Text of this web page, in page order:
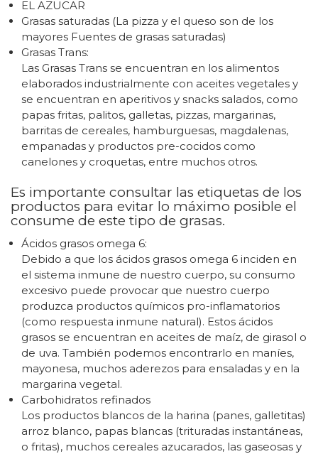
EL AZUCAR
Grasas saturadas (La pizza y el queso son de los
mayores Fuentes de grasas saturadas)
Grasas Trans:
Las Grasas Trans se encuentran en los alimentos
elaborados industrialmente con aceites vegetales y
se encuentran en aperitivos y snacks salados, como
papas fritas, palitos, galletas, pizzas, margarinas,
barritas de cereales, hamburguesas, magdalenas,
empanadas y productos pre-cocidos como
canelones y croquetas, entre muchos otros.
Es importante consultar las etiquetas de los
productos para evitar lo máximo posible el
consume de este tipo de grasas.
Ácidos grasos omega 6:
Debido a que los ácidos grasos omega 6 inciden en
el sistema inmune de nuestro cuerpo, su consumo
excesivo puede provocar que nuestro cuerpo
produzca productos químicos pro-inflamatorios
(como respuesta inmune natural). Estos ácidos
grasos se encuentran en aceites de maíz, de girasol o
de uva. También podemos encontrarlo en maníes,
mayonesa, muchos aderezos para ensaladas y en la
margarina vegetal.
Carbohidratos refinados
Los productos blancos de la harina (panes, galletitas)
arroz blanco, papas blancas (trituradas instantáneas,
o fritas), muchos cereales azucarados, las gaseosas y